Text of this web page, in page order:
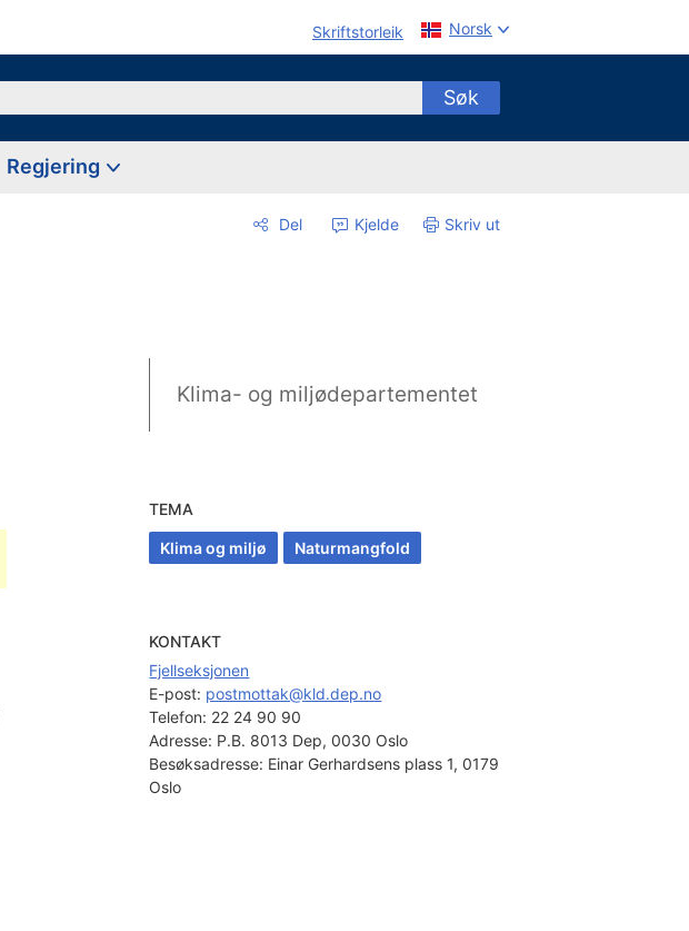
Skriftstorleik Norsk
Søk
Regjering
Del Kjelde Skriv ut
Klima- og miljødepartementet
TEMA
Klima og miljø Naturmangfold
KONTAKT
Fjellseksjonen
E-post: postmottak@kld.dep.no
Telefon: 22 24 90 90
Adresse: P.B. 8013 Dep, 0030 Oslo
Besøksadresse: Einar Gerhardsens plass 1, 0179
Oslo